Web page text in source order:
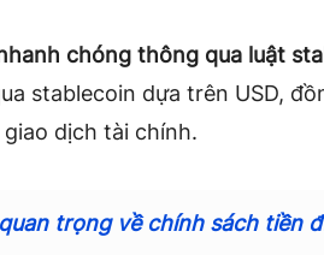
chóng thông qua luật
stablecoin dựa trên USD,
dịch tài chính.
trọng về chính sách tiền